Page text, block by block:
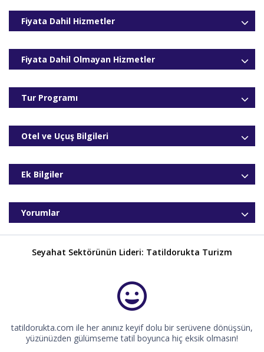
Fiyata Dahil Hizmetler
Fiyata Dahil Olmayan Hizmetler
Tur Programı
Otel ve Uçuş Bilgileri
Ek Bilgiler
Yorumlar
Seyahat Sektörünün Lideri: Tatildorukta Turizm
tatildorukta.com ile her anınız keyif dolu bir serüvene dönüşsün,
yüzünüzden gülümseme tatil boyunca hiç eksik olmasın!